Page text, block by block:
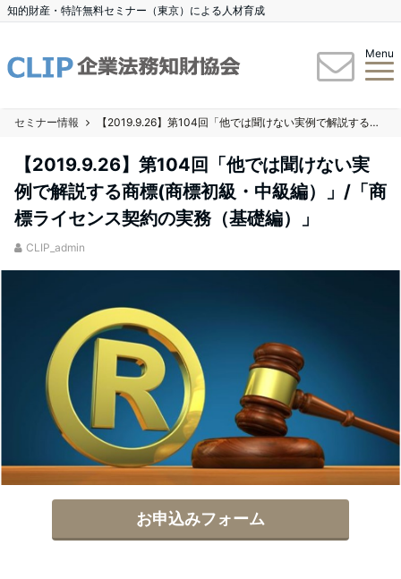
知的財産・特許無料セミナー（東京）による人材育成
Menu
セミナー情報 【2019.9.26】第104回「他では聞けない実例で解説する商標(商標初級・中級編）」/「商標ライセンス契約の実務（基礎編）」
【2019.9.26】第104回「他では聞けない実
例で解説する商標(商標初級・中級編）」/「商
標ライセンス契約の実務（基礎編）」
CLIP_admin
お申込みフォーム